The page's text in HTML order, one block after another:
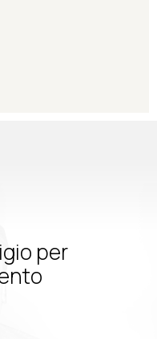
per